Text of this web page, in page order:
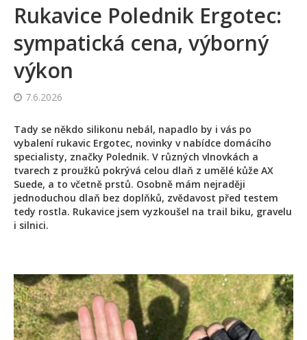
Rukavice Polednik Ergotec:
sympatická cena, výborný
výkon
7.6.2026
Tady se někdo silikonu nebál, napadlo by i vás po
vybalení rukavic Ergotec, novinky v nabídce domácího
specialisty, značky Polednik. V různých vlnovkách a
tvarech z proužků pokrývá celou dlaň z umělé kůže AX
Suede, a to včetně prstů. Osobně mám nejraději
jednoduchou dlaň bez doplňků, zvědavost před testem
tedy rostla. Rukavice jsem vyzkoušel na trail biku, gravelu
i silnici.